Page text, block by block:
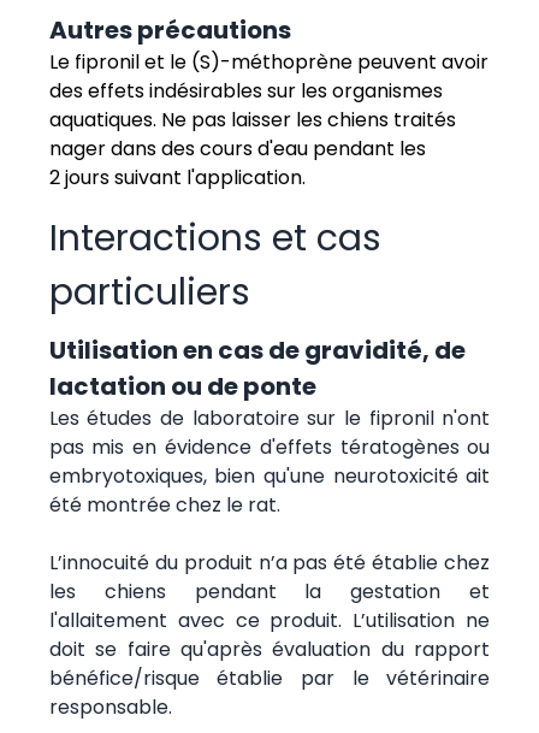
Autres précautions
Le fipronil et le (S)-méthoprène peuvent avoir
des effets indésirables sur les organismes
aquatiques. Ne pas laisser les chiens traités
nager dans des cours d'eau pendant les
2 jours suivant l'application.
Interactions et cas
particuliers
Utilisation en cas de gravidité, de
lactation ou de ponte
Les études de laboratoire sur le fipronil n'ont
pas mis en évidence d'effets tératogènes ou
embryotoxiques, bien qu'une neurotoxicité ait
été montrée chez le rat.
L’innocuité du produit n’a pas été établie chez
les chiens pendant la gestation et
l'allaitement avec ce produit. L’utilisation ne
doit se faire qu'après évaluation du rapport
bénéfice/risque établie par le vétérinaire
responsable.